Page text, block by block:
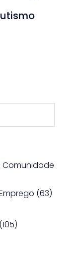
Comunidade
(63)
(105)